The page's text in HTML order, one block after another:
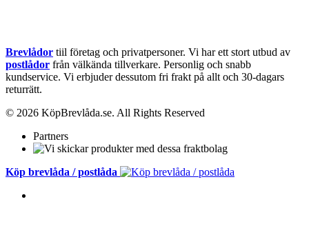
Brevlådor tiil företag och privatpersoner. Vi har ett stort utbud av
postlådor från välkända tillverkare. Personlig och snabb
kundservice. Vi erbjuder dessutom fri frakt på allt och 30-dagars
returrätt.
© 2026 KöpBrevlåda.se. All Rights Reserved
Partners
Köp brevlåda / postlåda